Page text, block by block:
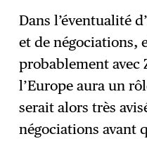
Dans l’éventualité
et de négociations,
probablement avec
l’Europe aura un
serait alors très
négociations avant